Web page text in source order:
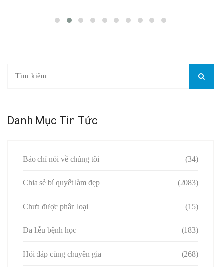
Danh Mục Tin Tức
Báo chí nói về chúng tôi (34)
Chia sẻ bí quyết làm đẹp (2083)
Chưa được phân loại (15)
Da liễu bệnh học (183)
Hỏi đáp cùng chuyên gia (268)